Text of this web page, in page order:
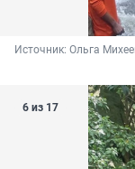
Источник: Ольга
6 из 17